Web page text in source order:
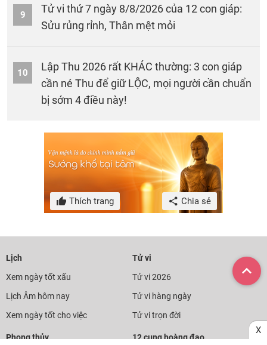
9
Tử vi thứ 7 ngày 8/8/2026 của 12 con giáp:
Sửu rủng rỉnh, Thân mệt mỏi
10
Lập Thu 2026 rất KHÁC thường: 3 con giáp
cần né Thu để giữ LỘC, mọi người cần chuẩn
bị sớm 4 điều này!
Thích trang Chia sẻ
Lịch
Xem ngày tốt xấu
Lịch Âm hôm nay
Xem ngày tốt cho việc
Tử vi
Tử vi 2026
Tử vi hàng ngày
Tử vi trọn đời
Phong thủy 12 cung hoàng đạo
X